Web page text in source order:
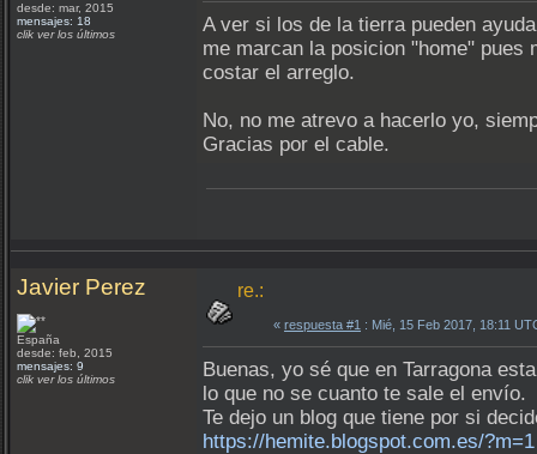
desde: mar, 2015
mensajes: 18
clik ver los últimos
A ver si los de la tierra pueden
me marcan la posicion "home" pues
costar el arreglo.
No, no me atrevo a hacerlo yo,
Gracias por el cable.
Javier Perez
España
desde: feb, 2015
mensajes: 9
clik ver los últimos
re.:
« respuesta #1 : Mié, 15 Feb 2017, 18:11
Buenas, yo sé que en Tarragona
lo que no se cuanto te sale el envío.
Te dejo un blog que tiene por si
https://hemite.blogspot.com.es/?m=1